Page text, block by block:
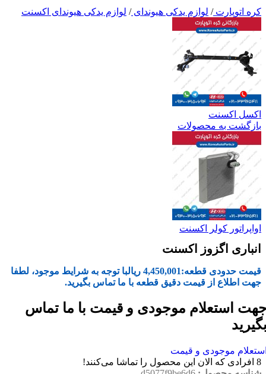
کره اتوپارت/ لوازم یدکی هیوندای/ لوازم یدکی هیوندای اکسنت
اکسل اکسنت
بازگشت به محصولات
اواپراتور کولر اکسنت
انباری اگزوز اکسنت
قیمت حدودی قطعه:4,450,001 ریالبا توجه به شرایط موجود، لطفا
جهت اطلاع از قیمت دقیق قطعه با ما تماس بگیرید.
استعلام موجودی و قیمت با ما تماس
موجودی و قیمت
8 افرادی که الان این محصول را تماشا می‌کنند!